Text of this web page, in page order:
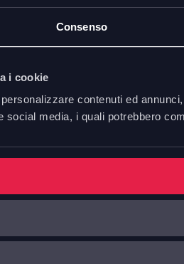
Consenso
i cookie
contenuti ed
social media, i quali potrebbero